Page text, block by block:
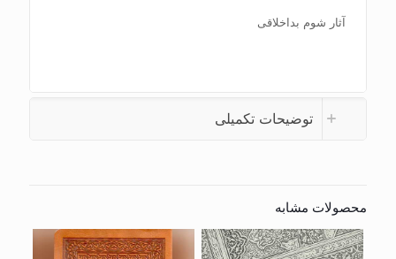
آثار شوم بداخلاقی
توضیحات تکمیلی
محصولات مشابه